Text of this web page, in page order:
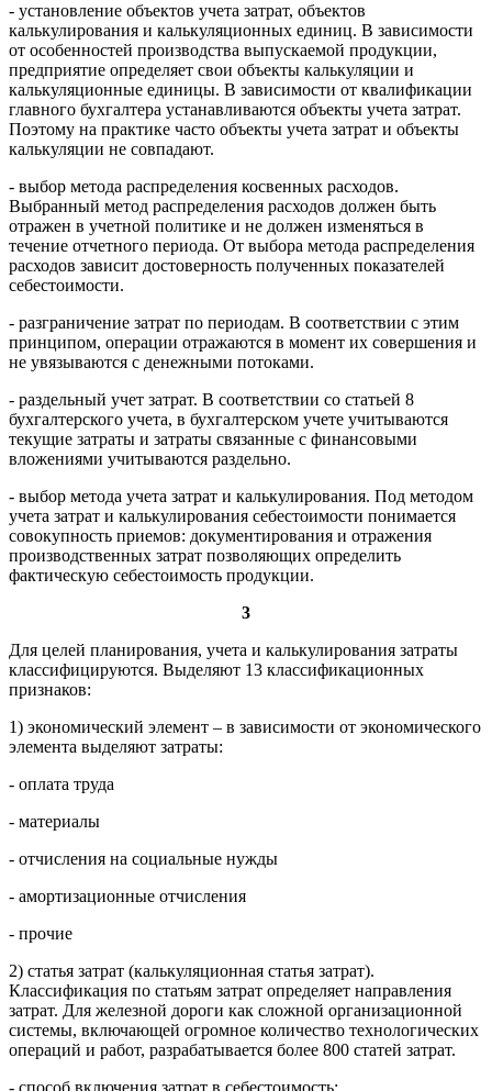
- установление объектов учета затрат, объектов
калькулирования и калькуляционных единиц. В зависимости
от особенностей производства выпускаемой продукции,
предприятие определяет свои объекты калькуляции и
калькуляционные единицы. В зависимости от квалификации
главного бухгалтера устанавливаются объекты учета затрат.
Поэтому на практике часто объекты учета затрат и объекты
калькуляции не совпадают.
- выбор метода распределения косвенных расходов.
Выбранный метод распределения расходов должен быть
отражен в учетной политике и не должен изменяться в
течение отчетного периода. От выбора метода распределения
расходов зависит достоверность полученных показателей
себестоимости.
- разграничение затрат по периодам. В соответствии с этим
принципом, операции отражаются в момент их совершения и
не увязываются с денежными потоками.
- раздельный учет затрат. В соответствии со статьей 8
бухгалтерского учета, в бухгалтерском учете учитываются
текущие затраты и затраты связанные с финансовыми
вложениями учитываются раздельно.
- выбор метода учета затрат и калькулирования. Под методом
учета затрат и калькулирования себестоимости понимается
совокупность приемов: документирования и отражения
производственных затрат позволяющих определить
фактическую себестоимость продукции.
3
Для целей планирования, учета и калькулирования затраты
классифицируются. Выделяют 13 классификационных
признаков:
1) экономический элемент – в зависимости от экономического
элемента выделяют затраты:
- оплата труда
- материалы
- отчисления на социальные нужды
- амортизационные отчисления
- прочие
2) статья затрат (калькуляционная статья затрат).
Классификация по статьям затрат определяет направления
затрат. Для железной дороги как сложной организационной
системы, включающей огромное количество технологических
операций и работ, разрабатывается более 800 статей затрат.
- способ включения затрат в себестоимость: